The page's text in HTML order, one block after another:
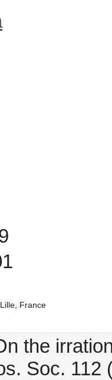
France
the
Soc. 112